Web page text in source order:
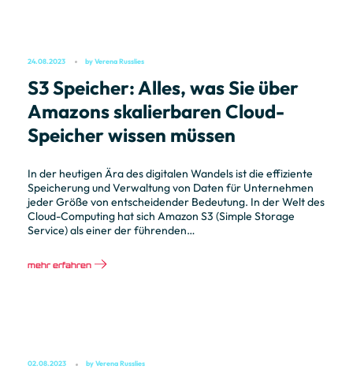
S3 Speicher: Alles, was Sie über
Amazons skalierbaren Cloud-
Speicher wissen müssen
24.08.2023 byVerena Russlies
In der heutigen Ära des digitalen Wandels ist die effiziente
Speicherung und Verwaltung von Daten für Unternehmen
jeder Größe von entscheidender Bedeutung. In der Welt des
Cloud-Computing hat sich Amazon S3 (Simple Storage
Service) als einer der führenden…
mehr erfahren
02.08.2023 byVerena Russlies